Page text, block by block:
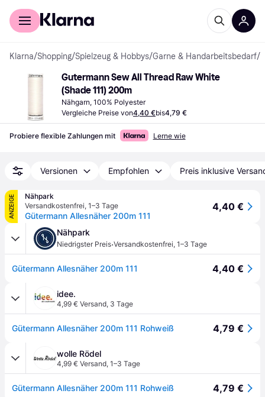
Für Shopper
Klarna/Shopping/Spielzeug & Hobbys/Garne & Handarbeitsbedarf/
Gutermann Sew All Thread Raw White
(Shade 111) 200m
Nähgarn, 100% Polyester
Vergleiche Preise von4,40 €bis4,79 €
Probiere flexible Zahlungen mit Lerne wie
Versionen Empfohlen Preis inklusive
ANZEIGE
Nähpark
Versandkostenfrei, 1–3 Tage
Gütermann Allesnäher 200m 111
4,40 €
Nähpark
Niedrigster Preis·Versandkostenfrei, 1–3 Tage
Gütermann Allesnäher 200m 111 4,40 €
idee.
4,99 € Versand, 3 Tage
Gütermann Allesnäher 200m 111 Rohweiß 4,79 €
wolle Rödel
4,99 € Versand, 1–3 Tage
Gütermann Allesnäher 200m 111 Rohweiß 4,79 €